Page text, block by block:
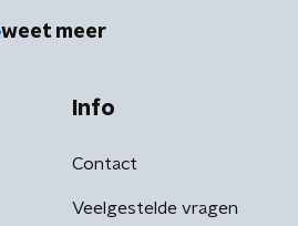
weet meer
Info
Contact
Veelgestelde vragen